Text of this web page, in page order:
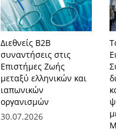
Διεθνείς Β2Β
συναντήσεις στις
Επιστήμες Ζωής
μεταξύ ελληνικών και
ιαπωνικών
οργανισμών
30.07.2026